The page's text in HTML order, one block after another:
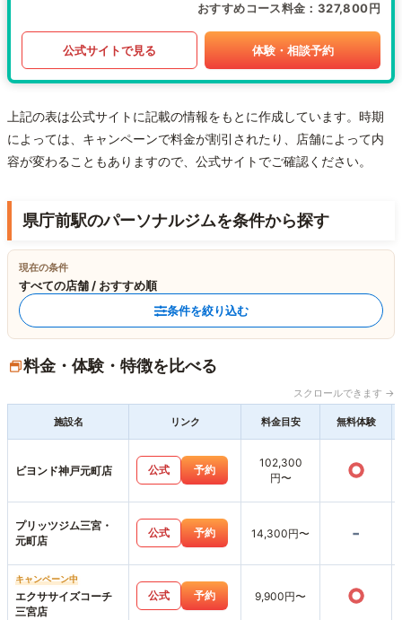
おすすめコース料金 327,800円
公式サイトで見る 体験・相談予約
上記の表は公式サイトに記載の情報をもとに作成しています。時期
によっては、キャンペーンで料金が割引されたり、店舗によって内
容が変わることもありますので、公式サイトでご確認ください。
県庁前駅のパーソナルジムを条件から探す
現在の条件
すべての店舗 / おすすめ順
条件を絞り込む
料金・体験・特徴を比べる
スクロールできます →
施設名 リンク 料金目安 無料体験
ビヨンド神戸元町店 公式 予約
102,300
円〜
○
プリッツジム三宮・
元町店
公式 予約 14,300円〜 -
キャンペーン中
エクササイズコーチ
三宮店
公式 予約 9,900円〜 ○